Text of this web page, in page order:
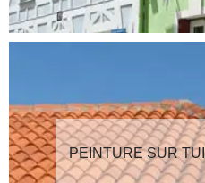
PEINTURE SUR